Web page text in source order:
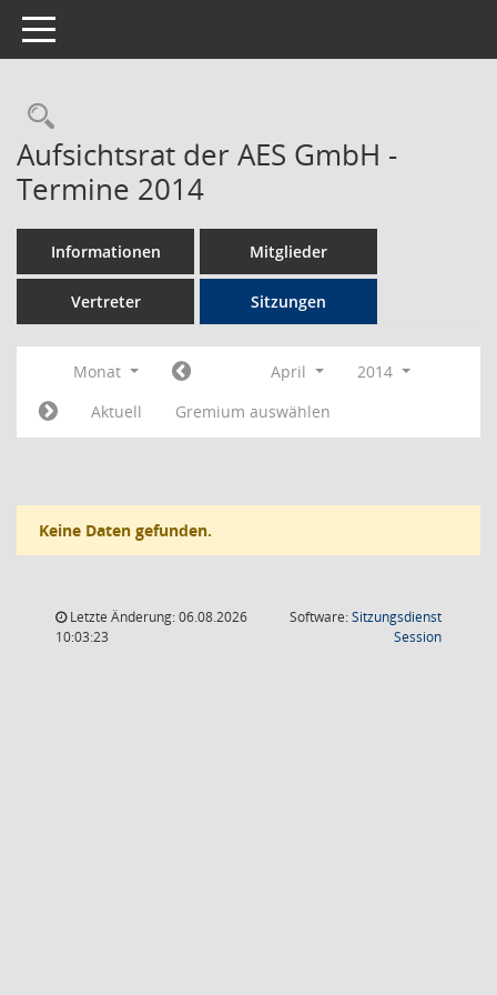
Toggle navigation
Rechercheauswahl
Aufsichtsrat der AES GmbH -
Termine 2014
Informationen Mitglieder
Vertreter Sitzungen
Monat April
2014
Aktuell
Gremium auswählen
Keine Daten gefunden.
Letzte Änderung: 06.08.2026
10:03:23
Software:Sitzungsdienst
Session(Wird in